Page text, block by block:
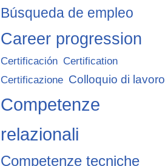
Búsqueda de empleo
Career progression
Certificación Certification
Certificazione Colloquio di lavoro
Competenze
relazionali
Competenze tecniche